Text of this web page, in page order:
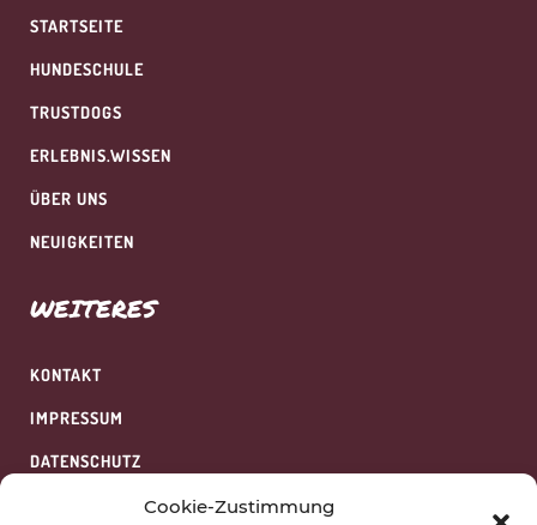
Cookie-Zustimmung
STARTSEITE
HUNDESCHULE
TRUSTDOGS
ERLEBNIS.WISSEN
ÜBER UNS
NEUIGKEITEN
WEITERES
KONTAKT
IMPRESSUM
DATENSCHUTZ
HAFTUNGSAUSSCHLUSS